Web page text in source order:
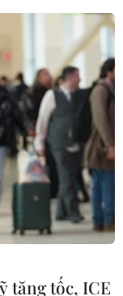
tăng tốc, ICE